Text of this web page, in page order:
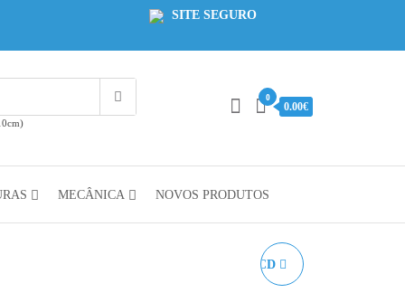
SITE SEGURO
0
0.00€
MECÂNICA NOVOS PRODUTOS
FICHA FC-10 PARA LCD